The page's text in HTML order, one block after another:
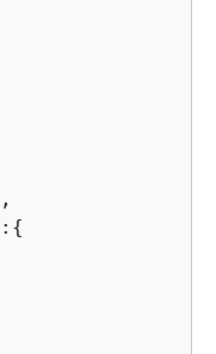
,
: {